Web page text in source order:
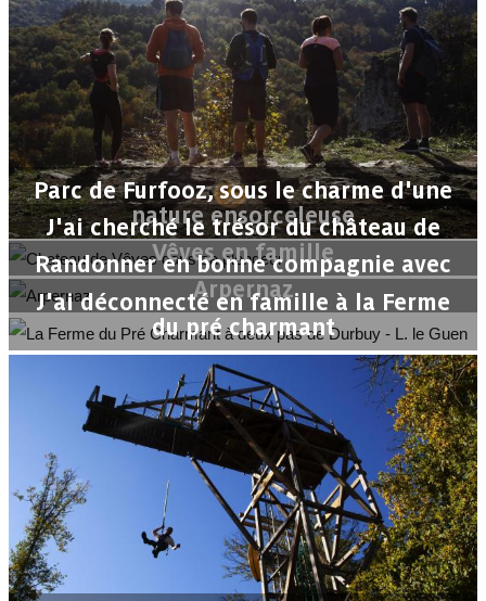
Parc de Furfooz, sous le charme d'une
nature ensorceleuse
J'ai cherché le trésor du château de
Vêves en famille
Randonner en bonne compagnie avec
Arpernaz
J'ai déconnecté en famille à la Ferme
du pré charmant